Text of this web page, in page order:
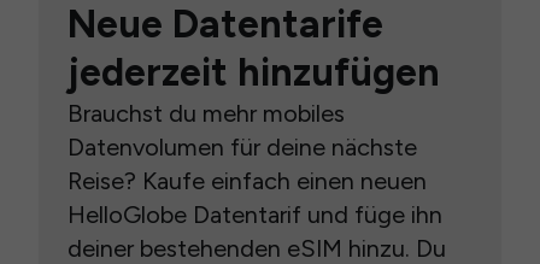
Neue Datentarife
jederzeit hinzufügen
Brauchst du mehr mobiles
Datenvolumen für deine nächste
Reise? Kaufe einfach einen neuen
HelloGlobe Datentarif und füge ihn
deiner bestehenden eSIM hinzu. Du